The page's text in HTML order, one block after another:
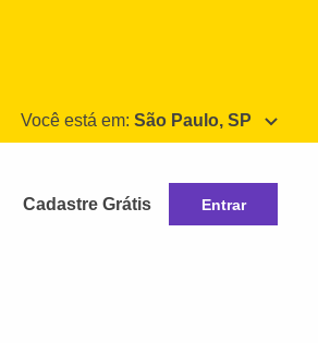
Você está em: São Paulo, SP
Cadastre Grátis Entrar